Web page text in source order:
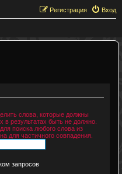
Вход
Регистрация
слова, которые должны
в результатах быть не должно.
для поиска любого слова из
для частичного совпадения.
запросов